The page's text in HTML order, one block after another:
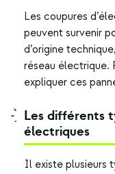
Les coupures
peuvent survenir
d’origine
réseau électrique.
expliquer ces
Les différents
électriques
Il existe plusieurs